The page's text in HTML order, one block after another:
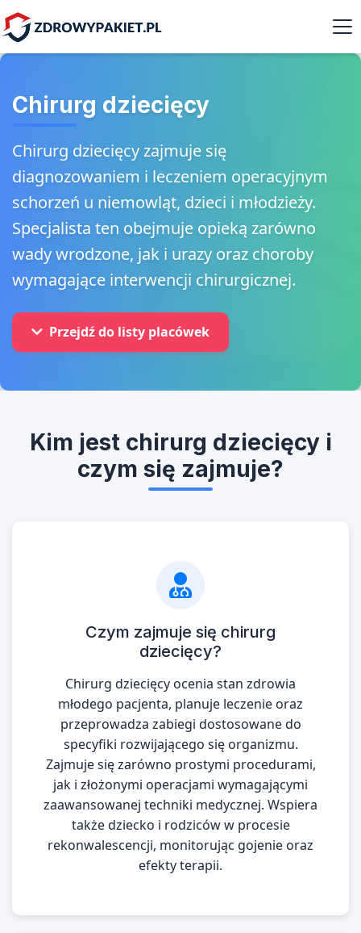
Chirurg dziecięcy
Chirurg dziecięcy zajmuje się
diagnozowaniem i leczeniem operacyjnym
schorzeń u niemowląt, dzieci i młodzieży.
Specjalista ten obejmuje opieką zarówno
wady wrodzone, jak i urazy oraz choroby
wymagające interwencji chirurgicznej.
Przejdź do listy placówek
Kim jest chirurg dziecięcy i
czym się zajmuje?
Czym zajmuje się chirurg
dziecięcy?
Chirurg dziecięcy ocenia stan zdrowia
młodego pacjenta, planuje leczenie oraz
przeprowadza zabiegi dostosowane do
specyfiki rozwijającego się organizmu.
Zajmuje się zarówno prostymi procedurami,
jak i złożonymi operacjami wymagającymi
zaawansowanej techniki medycznej. Wspiera
także dziecko i rodziców w procesie
rekonwalescencji, monitorując gojenie oraz
efekty terapii.